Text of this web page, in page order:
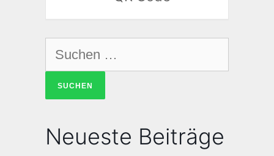
Neueste Beiträge